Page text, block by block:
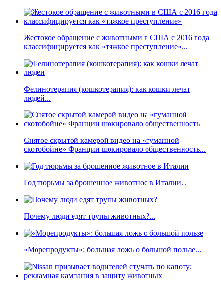
Жестокое обращение с животными в США с 2016 года
классифицируется как «тяжкое преступление»...
Фелинотерапия (кошкотерапия): как кошки лечат
людей...
Снятое скрытой камерой видео на «гуманной
скотобойне» Франции шокировало общественность...
Год тюрьмы за брошенное животное в Италии...
Почему люди едят трупы животных?...
«Морепродукты»: большая ложь о большой пользе...